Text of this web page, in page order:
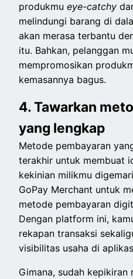
produkmueye-catchy
melindungi barang di
akan merasa terbantu
itu. Bahkan, pelanggan
mempromosikan
kemasannya bagus.
4. Tawarkan
yang lengkap
Metode pembayaran
terakhir untuk membuat
kekinian milikmu
GoPay Merchant untuk
metode pembayaran
Dengan platform ini,
rekapan transaksi
visibilitas usaha di
Gimana, sudah kepikiran